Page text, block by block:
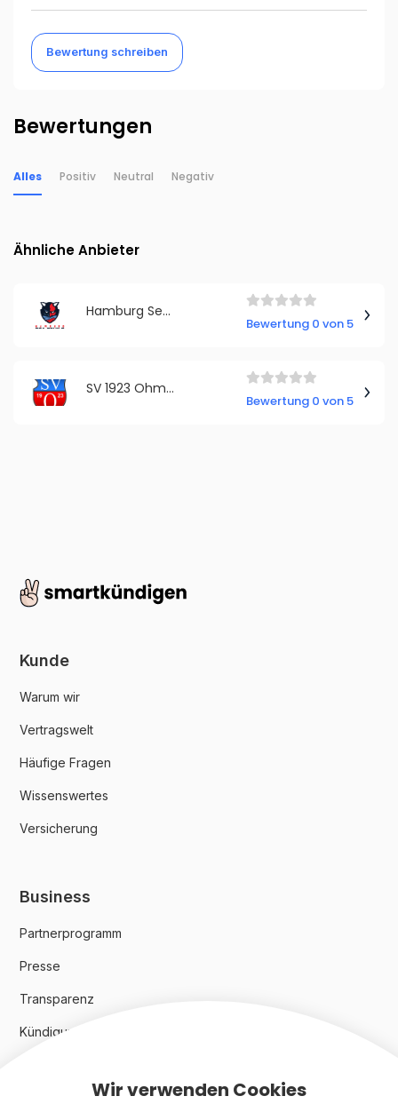
Bewertung schreiben
Bewertungen
Alles Positiv Neutral Negativ
Ähnliche Anbieter
Hamburg Sea Devils
Bewertung 0 von 5
SV 1923 Ohmenhausen e.V.
Bewertung 0 von 5
Kunde
Warum wir
Vertragswelt
Häufige Fragen
Wissenswertes
Versicherung
Business
Partnerprogramm
Presse
Transparenz
Kündigungsindex 2024
RechtlichesWir verwenden Cookies